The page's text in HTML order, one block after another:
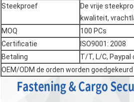
Steekproef
De vrije
kwaliteit,
MOQ
100 PCs
Certificatie
ISO9001: 2008
Betaling
T/T, L/C, Paypal
OEM/ODM de orden worden goedgekeurd